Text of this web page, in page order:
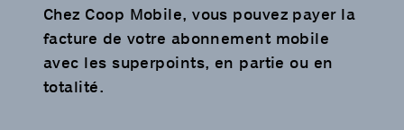
Chez Coop Mobile, vous pouvez payer la
facture de votre abonnement mobile
avec les superpoints, en partie ou en
totalité.